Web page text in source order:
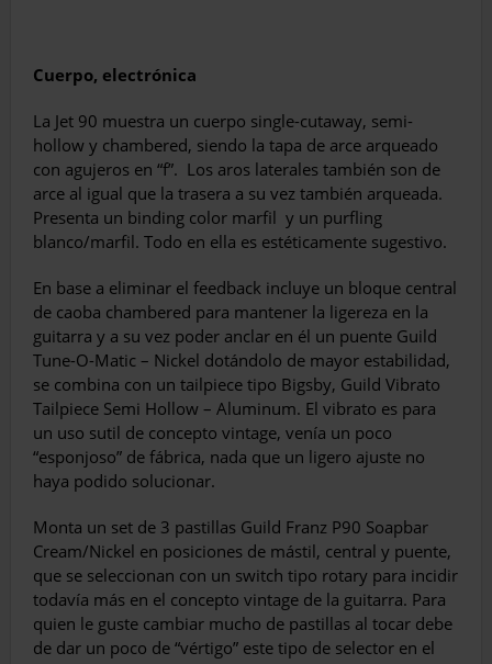
Cuerpo, electrónica
La Jet 90 muestra un cuerpo single-cutaway, semi-
hollow y chambered, siendo la tapa de arce arqueado
con agujeros en “f”. Los aros laterales también son de
arce al igual que la trasera a su vez también arqueada.
Presenta un binding color marfil y un purfling
blanco/marfil. Todo en ella es estéticamente sugestivo.
En base a eliminar el feedback incluye un bloque central
de caoba chambered para mantener la ligereza en la
guitarra y a su vez poder anclar en él un puente Guild
Tune-O-Matic – Nickel dotándolo de mayor estabilidad,
se combina con un tailpiece tipo Bigsby, Guild Vibrato
Tailpiece Semi Hollow – Aluminum. El vibrato es para
un uso sutil de concepto vintage, venía un poco
“esponjoso” de fábrica, nada que un ligero ajuste no
haya podido solucionar.
Monta un set de 3 pastillas Guild Franz P90 Soapbar
Cream/Nickel en posiciones de mástil, central y puente,
que se seleccionan con un switch tipo rotary para incidir
todavía más en el concepto vintage de la guitarra. Para
quien le guste cambiar mucho de pastillas al tocar debe
de dar un poco de “vértigo” este tipo de selector en el